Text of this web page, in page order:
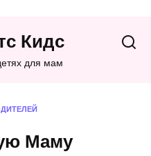
Кидс
для мам
Маму